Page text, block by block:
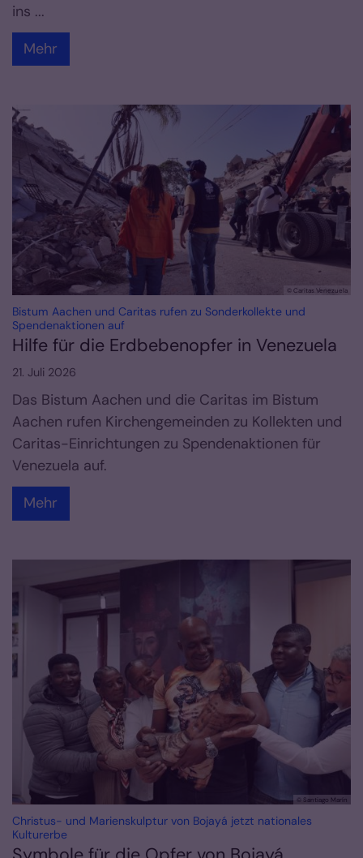
ins ...
Mehr
© Caritas Venezuela
Bistum Aachen und Caritas rufen zu Sonderkollekte und
Spendenaktionen auf
Hilfe für die Erdbebenopfer in Venezuela
21. Juli 2026
Das Bistum Aachen und die Caritas im Bistum
Aachen rufen Kirchengemeinden zu Kollekten und
Caritas-Einrichtungen zu Spendenaktionen für
Venezuela auf.
Mehr
© Santiago Marín
Christus- und Marienskulptur von Bojayá jetzt nationales
Kulturerbe